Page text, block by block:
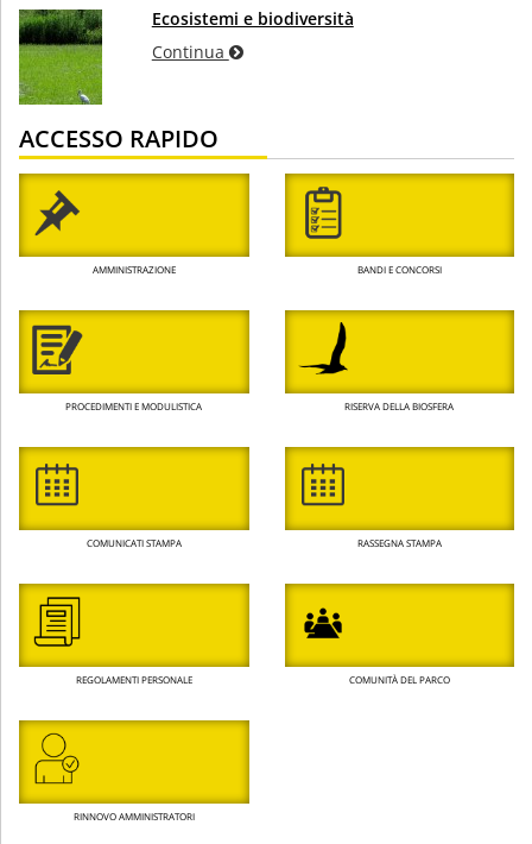
Ecosistemi e biodiversità
Continua
ACCESSO RAPIDO
AMMINISTRAZIONE BANDI E CONCORSI
PROCEDIMENTI E MODULISTICA RISERVA DELLA BIOSFERA
COMUNICATI STAMPA RASSEGNA STAMPA
REGOLAMENTI PERSONALE COMUNITÀ DEL PARCO
RINNOVO AMMINISTRATORI